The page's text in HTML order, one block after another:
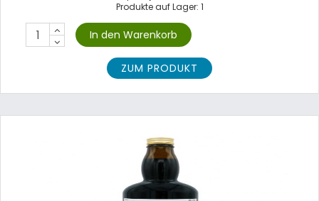
Produkte auf Lager: 1
ZUM PRODUKT